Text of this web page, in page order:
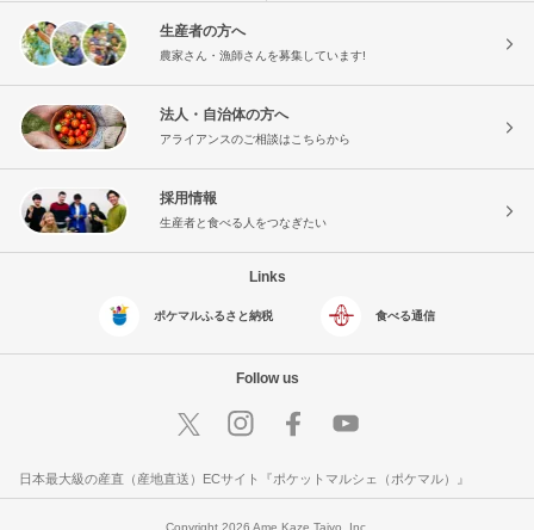
生産者の方へ
農家さん・漁師さんを募集しています!
法人・自治体の方へ
アライアンスのご相談はこちらから
採用情報
生産者と食べる人をつなぎたい
Links
ポケマルふるさと納税 食べる通信
Follow us
日本最大級の産直（産地直送）ECサイト『ポケットマルシェ（ポケマル）』
Copyright 2026 Ame Kaze Taiyo, Inc.